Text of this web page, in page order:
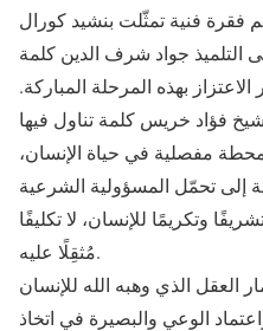
فقرة فنية تمثّلت بنشيد كورال
التلميذ جواد شرف الدين كلمة
بهذه المرحلة المباركة.
فؤاد خريس كلمة تناول فيها
مفصلية في حياة الإنسان،
إلى تحمّل المسؤولية الشرعية
وتكريمًا للإنسان، لا تكليفًا
مُثقِلًا عليه.
العقل الذي وهبه الله للإنسان
الوعي والبصيرة في اتخاذ